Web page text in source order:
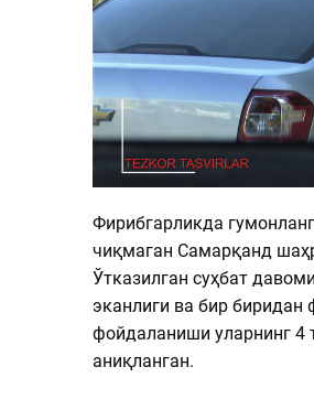
Фирибгарликда
чиқмаган Самарқанд
Ўтказилган суҳбат
эканлиги ва бир биридан
фойдаланиши уларнинг 4
аниқланган.